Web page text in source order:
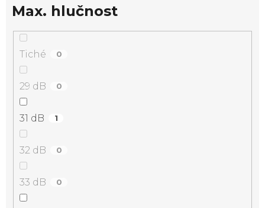
Max. hlučnost
Tiché 0
29 dB 0
31 dB 1
32 dB 0
33 dB 0